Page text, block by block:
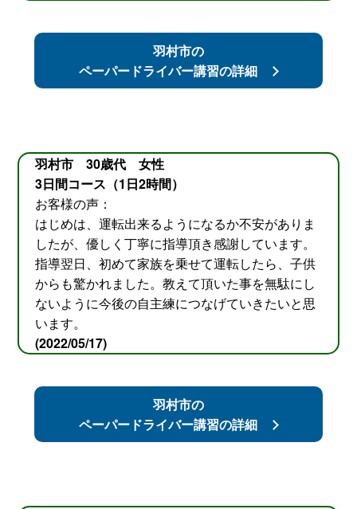
羽村市の
ペーパードライバー講習の詳細
羽村市 30歳代 女性
3日間コース（1日2時間）
お客様の声：
はじめは、運転出来るようになるか不安がありま
したが、優しく丁寧に指導頂き感謝しています。
指導翌日、初めて家族を乗せて運転したら、子供
からも驚かれました。教えて頂いた事を無駄にし
ないように今後の自主練につなげていきたいと思
います。
(2022/05/17)
羽村市の
ペーパードライバー講習の詳細